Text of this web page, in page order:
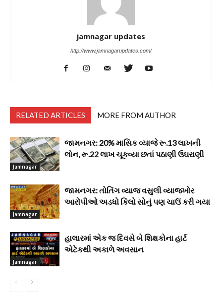
jamnagar updates
http://www.jamnagarupdates.com/
RELATED ARTICLES MORE FROM AUTHOR
Jamnagar
જામનગર: 20% માસિક વ્યાજે રૂ.13 લાખની
લોન, રૂ.22 લાખ ચૂકવ્યા છતાં પઠાણી ઉઘરાણી
Jamnagar
જામનગર: તોતિંગ વ્યાજ વસુલી વ્યાજખોર
આરોપીઓ અડધો કિલો સોનું પણ ચાઉં કરી ગયા
Jamnagar
હાલારમાં એક જ દિવસે બે શિક્ષકોના હાર્ટ
એટેકથી અકાળે અવસાન